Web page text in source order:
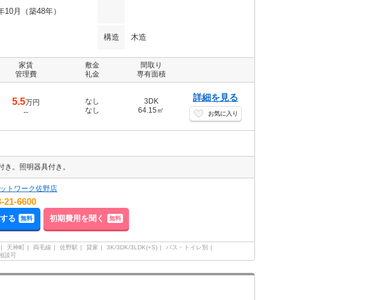
10月（築48年）
構造 木造
家賃
管理費
敷金
礼金
間取り
専有面積
5.5万円
--
なし
なし
3DK
64.15㎡
詳細を見る
お気に入り
。照明器具付き。
トワーク佐野店
21-6600
る 無料 初期費用を聞く 無料
天神町 両毛線 佐野駅 貸家 3K/3DK/3LDK(+S)
バス・トイレ別
談可